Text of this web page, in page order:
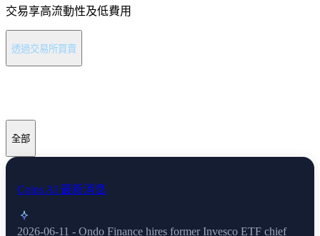
交易享高流動性及低費用
透過交易所買賣
全部
Coins AI 最新消息
2026-06-11 - Ondo Finance hires former Invesco ETF chief